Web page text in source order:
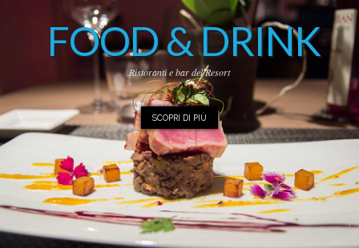
FOOD & DRINK
Ristoranti e bar del Resort
SCOPRI DI PIÙ